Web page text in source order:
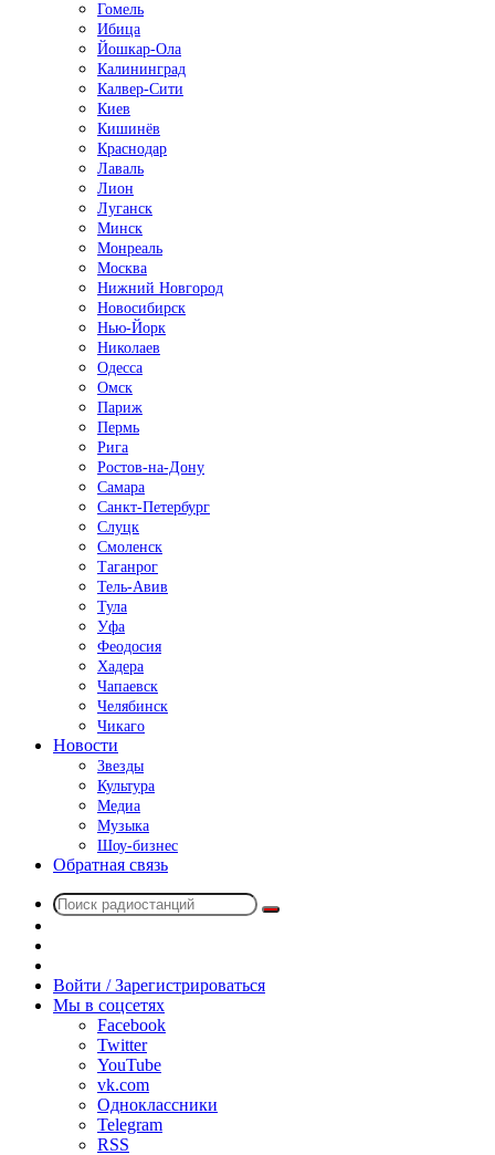
Гомель
Ибица
Йошкар-Ола
Калининград
Калвер-Сити
Киев
Кишинёв
Краснодар
Лаваль
Лион
Луганск
Минск
Монреаль
Москва
Нижний Новгород
Новосибирск
Нью-Йорк
Николаев
Одесса
Омск
Париж
Пермь
Рига
Ростов-на-Дону
Самара
Санкт-Петербург
Слуцк
Смоленск
Таганрог
Тель-Авив
Тула
Уфа
Феодосия
Хадера
Чапаевск
Челябинск
Чикаго
Новости
Звезды
Культура
Медиа
Музыка
Шоу-бизнес
Обратная связь
Поиск
радио
Войти / Зарегистрироваться
Мы в соцсетях
Facebook
Twitter
YouTube
vk.com
Одноклассники
Telegram
RSS